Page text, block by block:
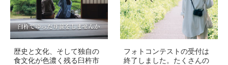
歴史と文化、そして独自の
食文化が色濃く残る臼杵市
フォトコンテストの受付は
終了しました。たくさんの